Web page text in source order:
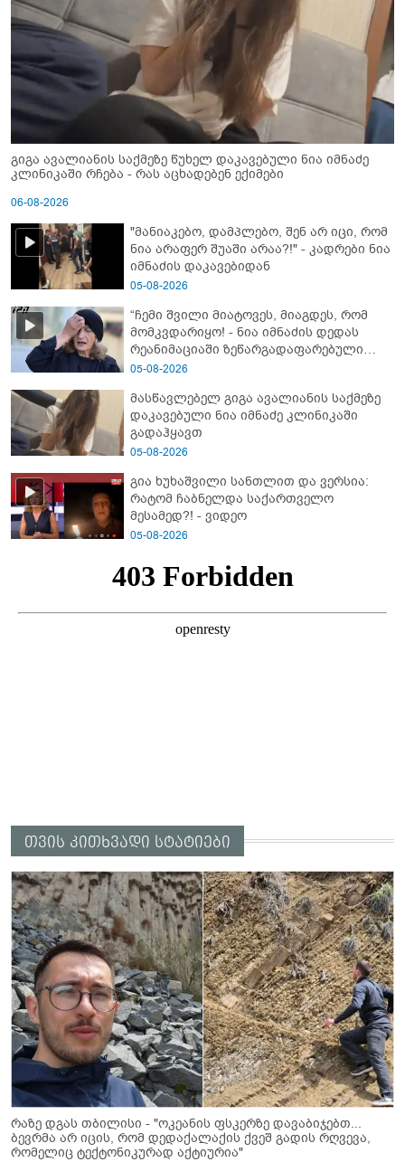
გიგა ავალიანის საქმეზე წუხელ დაკავებული ნია იმნაძე
კლინიკაში რჩება - რას აცხადებენ ექიმები
06-08-2026
"მანიაკებო, დამპლებო, შენ არ იცი, რომ
ნია არაფერ შუაში არაა?!" - კადრები ნია
იმნაძის დაკავებიდან
05-08-2026
“ჩემი შვილი მიატოვეს, მიაგდეს, რომ
მომკვდარიყო! - ნია იმნაძის დედას
რეანიმაციაში ზეწარგადაფარებული
შვილი არ უნახავს” - გიგა ავალიანის
05-08-2026
მასწავლებელ გიგა ავალიანის საქმეზე
დაკავებული ნია იმნაძე კლინიკაში
გადაჰყავთ
05-08-2026
გია ხუხაშვილი სანთლით და ვერსია:
რატომ ჩაბნელდა საქართველო
მესამედ?! - ვიდეო
05-08-2026
თვის კითხვადი სტატიები
რაზე დგას თბილისი - "ოკეანის ფსკერზე დავაბიჯებთ...
ბევრმა არ იცის, რომ დედაქალაქის ქვეშ გადის რღვევა,
რომელიც ტექტონიკურად აქტიურია"